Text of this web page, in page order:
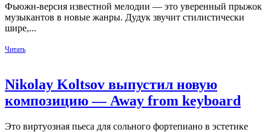
Фьюжн-версия известной мелодии — это уверенный прыжок
музыкантов в новые жанры. Дудук звучит стилистически
шире,...
Читать
Nikolay Koltsov выпустил новую
композицию — Away from keyboard
Это виртуозная пьеса для сольного фортепиано в эстетике